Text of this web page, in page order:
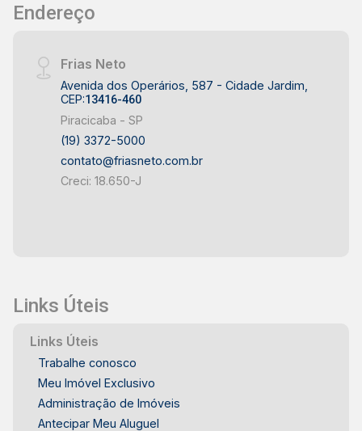
Endereço
Frias Neto
Avenida dos Operários, 587 - Cidade Jardim,
CEP:13416-460
Piracicaba - SP
(19) 3372-5000
contato@friasneto.com.br
Creci: 18.650-J
Links Úteis
Links Úteis
Trabalhe conosco
Meu Imóvel Exclusivo
Administração de Imóveis
Antecipar Meu Aluguel